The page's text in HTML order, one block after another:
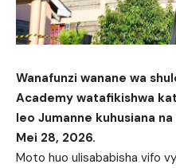
Wanafunzi wanane wa
Academy watafikishwa
leo Jumanne kuhusiana
Mei 28, 2026.
Moto huo ulisababisha vifo